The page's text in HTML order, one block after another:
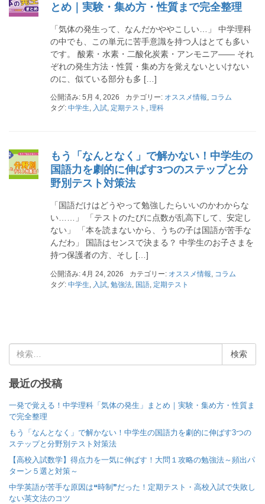
とめ｜実験・集め方・性質まで完全整理
「気体の発生って、なんだかややこしい…」 中学理科
の中でも、この単元に苦手意識を持つ人はとても多い
です。 酸素・水素・二酸化炭素・アンモニア―― それ
ぞれの発生方法・性質・集め方を覚えないといけない
のに、似ている部分も多 […]
公開済み: 5月 4, 2026 カテゴリー: オススメ情報, コラム
タグ: 中学生, 入試, 定期テスト , 理科
もう「なんとなく」で解かない！中学生の
国語力を劇的に伸ばす3つのステップと分
野別テスト対策法
「国語だけはどうやって勉強したらいいのかわからな
い……」 「テストのたびに点数が乱高下して、安定し
ない」 「本を読まないから、うちの子は国語が苦手な
んだわ」 国語はセンスで決まる？ 中学生のお子さまを
持つ保護者の方、そし […]
公開済み: 4月 24, 2026 カテゴリー: オススメ情報
コラム
タグ: 中学生 入試 勉強法 国語 定期テスト
検
最近の投稿
一発で覚える！中学理科「気体の発生」まとめ｜実験・集め方・性質ま
で完全整理
もう「なんとなく」で解かない！中学生の国語力を劇的に伸ばす3つの
ステップと分野別テスト対策法
【高校入試数学】得点力を一気に伸ばす！大問１攻略の勉強法～頻出パ
ターン５選と対策～
中学英語が苦手な原因は❝時制❞だった！定期テスト・高校入試で失敗し
ない英文法のコツ